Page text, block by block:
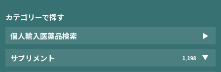
カテゴリーで探す
個人輸入医薬品検索
サプリメント 1,198